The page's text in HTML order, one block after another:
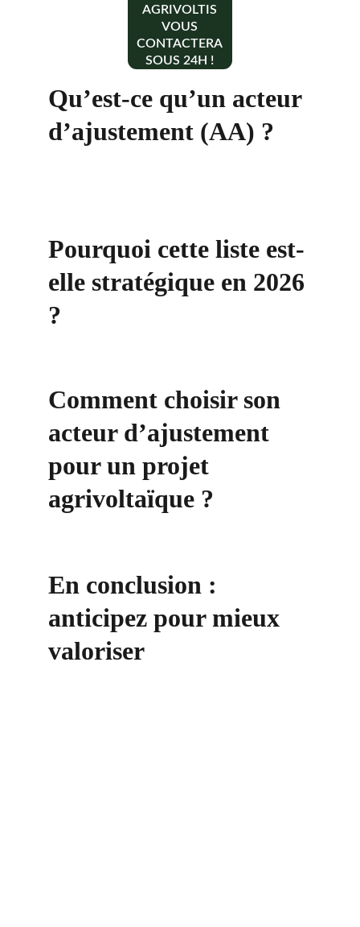
Qu’est-ce qu’un acteur
d’ajustement (AA) ?
Pourquoi cette liste est-
elle stratégique en 2026
?
Comment choisir son
acteur d’ajustement
pour un projet
agrivoltaïque ?
En conclusion :
anticipez pour mieux
valoriser
AGRIVOLTIS
VOUS
CONTACTERA
SOUS 24H !